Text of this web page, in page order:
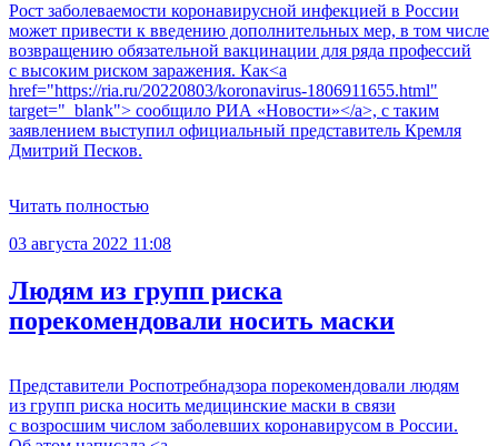
Рост заболеваемости коронавирусной инфекцией в России
может привести к введению дополнительных мер, в том числе
возвращению обязательной вакцинации для ряда профессий
с высоким риском заражения. Как<a
href="https://ria.ru/20220803/koronavirus-1806911655.html"
target="_blank"> сообщило РИА «Новости»</a>, с таким
заявлением выступил официальный представитель Кремля
Дмитрий Песков.
Читать полностью
03 августа 2022 11:08
Людям из групп риска
порекомендовали носить маски
Представители Роспотребнадзора порекомендовали людям
из групп риска носить медицинские маски в связи
с возросшим числом заболевших коронавирусом в России.